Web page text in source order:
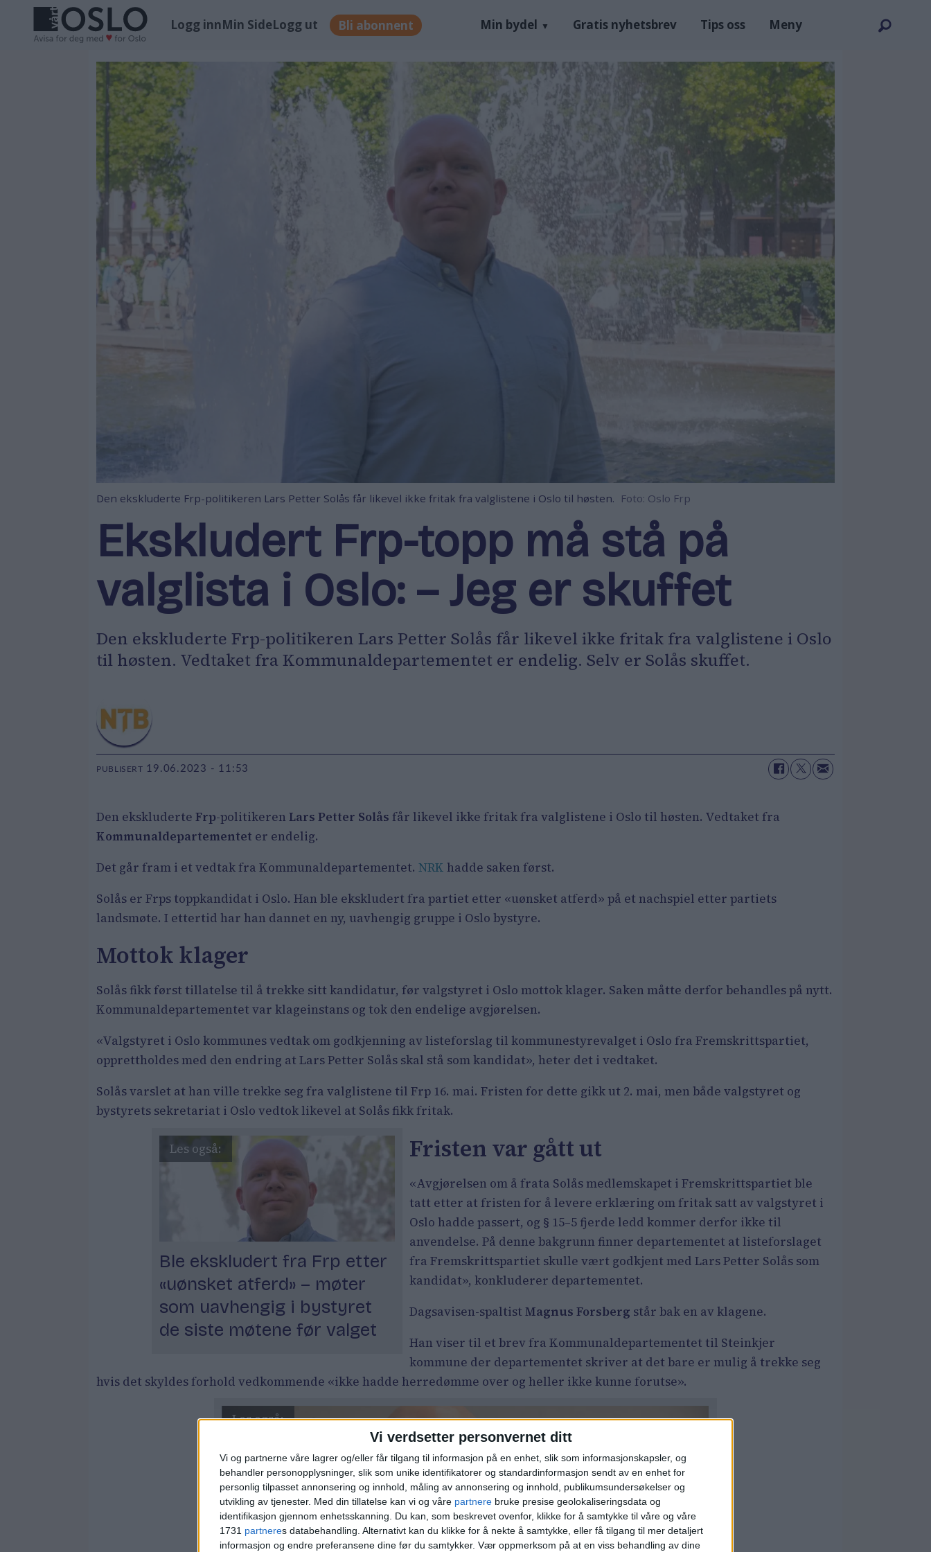
Vi verdsetter personvernet ditt
Vi og partnerne våre lagrer og/eller får tilgang til informasjon på en enhet, slik som informasjonskapsler, og
behandler personopplysninger, slik som unike identifikatorer og standardinformasjon sendt av en enhet for
personlig tilpasset annonsering og innhold, måling av annonsering og innhold, publikumsundersøkelser og
utvikling av tjenester. Med din tillatelse kan vi og våre partnere bruke presise geolokaliseringsdata og
identifikasjon gjennom enhetsskanning. Du kan, som beskrevet ovenfor, klikke for å samtykke til våre og våre
1731 partneres databehandling. Alternativt kan du klikke for å nekte å samtykke, eller få tilgang til mer detaljert
informasjon og endre preferansene dine før du samtykker. Vær oppmerksom på at en viss behandling av dine
Logg innMin SideLogg ut Bli abonnent Min bydel Gratis nyhetsbrev Tips oss Meny
Den ekskluderte Frp-politikeren Lars Petter Solås får likevel ikke fritak fra valglistene i Oslo til høsten. Foto: Oslo Frp
Ekskludert Frp-topp må stå på
valglista i Oslo: – Jeg er skuffet
Den ekskluderte Frp-politikeren Lars Petter Solås får likevel ikke fritak fra valglistene i Oslo
til høsten. Vedtaket fra Kommunaldepartementet er endelig. Selv er Solås skuffet.
PUBLISERT 19.06.2023 - 11:53
Den ekskluderteFrp-politikerenLars Petter Solås får likevel ikke fritak fra valglistene i Oslo til høsten. Vedtaket fra
Kommunaldepartementet er endelig.
Det går fram i et vedtak fra Kommunaldepartementet.NRK hadde saken først.
Solås er Frps toppkandidat i Oslo. Han ble ekskludert fra partiet etter «uønsket atferd» på et nachspiel etter partiets
landsmøte. I ettertid har han dannet en ny, uavhengig gruppe i Oslo bystyre.
Mottok klager
Solås fikk først tillatelse til å trekke sitt kandidatur, før valgstyret i Oslo mottok klager. Saken måtte derfor behandles på nytt.
Kommunaldepartementet var klageinstans og tok den endelige avgjørelsen.
«Valgstyret i Oslo kommunes vedtak om godkjenning av listeforslag til kommunestyrevalget i Oslo fra Fremskrittspartiet,
opprettholdes med den endring at Lars Petter Solås skal stå som kandidat», heter det i vedtaket.
Solås varslet at han ville trekke seg fra valglistene til Frp 16. mai. Fristen for dette gikk ut 2. mai, men både valgstyret og
bystyrets sekretariat i Oslo vedtok likevel at Solås fikk fritak.
Ble ekskludert fra Frp etter
«uønsket atferd» – møter
som uavhengig i bystyret
de siste møtene før valget
Fristen var gått ut
«Avgjørelsen om å frata Solås medlemskapet i Fremskrittspartiet ble
tatt etter at fristen for å levere erklæring om fritak satt av valgstyret i
Oslo hadde passert, og § 15–5 fjerde ledd kommer derfor ikke til
anvendelse. På denne bakgrunn finner departementet at listeforslaget
fra Fremskrittspartiet skulle vært godkjent med Lars Petter Solås som
kandidat», konkluderer departementet.
Dagsavisen-spaltistMagnus Forsberg står bak en av klagene.
Han viser til et brev fra Kommunaldepartementet til Steinkjer
kommune der departementet skriver at det bare er mulig å trekke seg
hvis det skyldes forhold vedkommende «ikke hadde herredømme over og heller ikke kunne forutse».